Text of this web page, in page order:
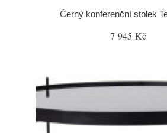
Černý konferenční stolek
7 945 Kč